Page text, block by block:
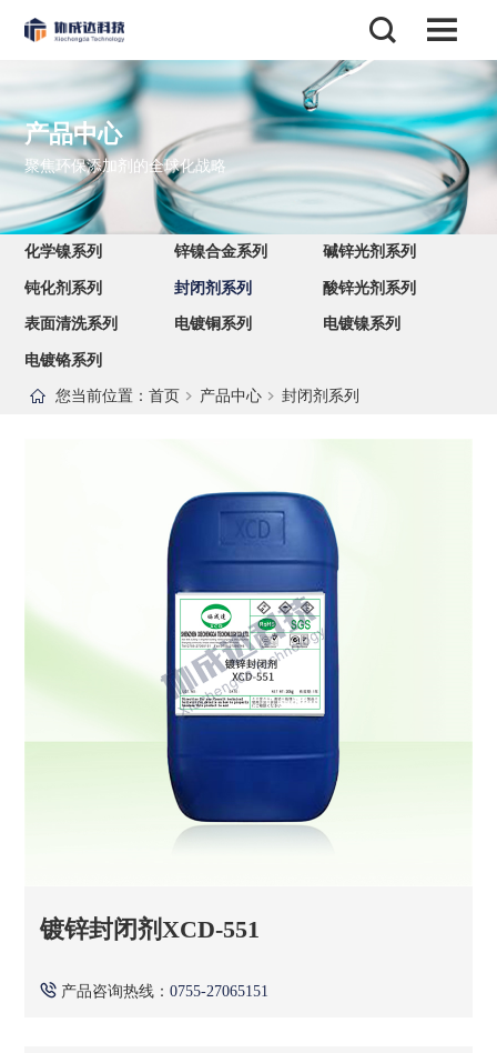
产品中心
聚焦环保添加剂的全球化战略
化学镍系列 锌镍合金系列 碱锌光剂系列
钝化剂系列 封闭剂系列 酸锌光剂系列
表面清洗系列 电镀铜系列 电镀镍系列
电镀铬系列
您当前位置： 首页 产品中心 封闭剂系列
镀锌封闭剂XCD-551
产品咨询热线：0755-27065151